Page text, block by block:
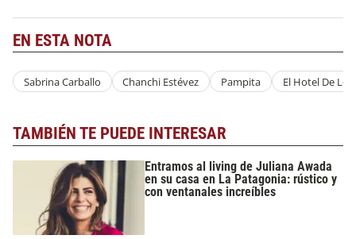
EN ESTA NOTA
Sabrina Carballo Chanchi Estévez Pampita El Hotel De
TAMBIÉN TE PUEDE INTERESAR
Entramos al living de Juliana Awada
en su casa en La Patagonia: rústico y
con ventanales increíbles